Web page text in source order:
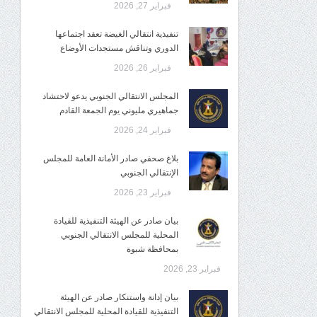
فبراير 27, 2026
تنفيذية انتقالي الغيضة تعقد اجتماعها
الدوري وتناقش مستجدات الأوضاع
فبراير 26, 2026
المجلس الانتقالي الجنوبي يدعو لاحتشاد
جماهيري مليوني يوم الجمعة القادم
فبراير 24, 2026
بلاغ صحفي صادر الأمانة العامة للمجلس
الإنتقالي الجنوبي
فبراير 23, 2026
بيان صادر عن الهيئة التنفيذية للقيادة
المحلية للمجلس الانتقالي الجنوبي
بمحافظة شبوة
فبراير 23, 2026
بيان إدانة واستنكار صادر عن الهيئة
التنفيذية للقيادة المحلية للمجلس الانتقالي